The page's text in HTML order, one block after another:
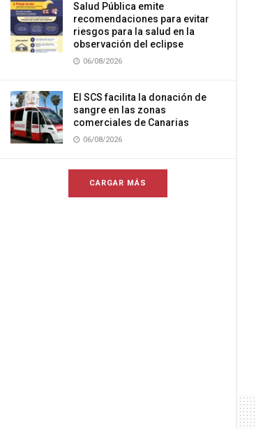
Salud Pública emite
recomendaciones para evitar
riesgos para la salud en la
observación del eclipse
06/08/2026
El SCS facilita la donación de
sangre en las zonas
comerciales de Canarias
06/08/2026
CARGAR MÁS